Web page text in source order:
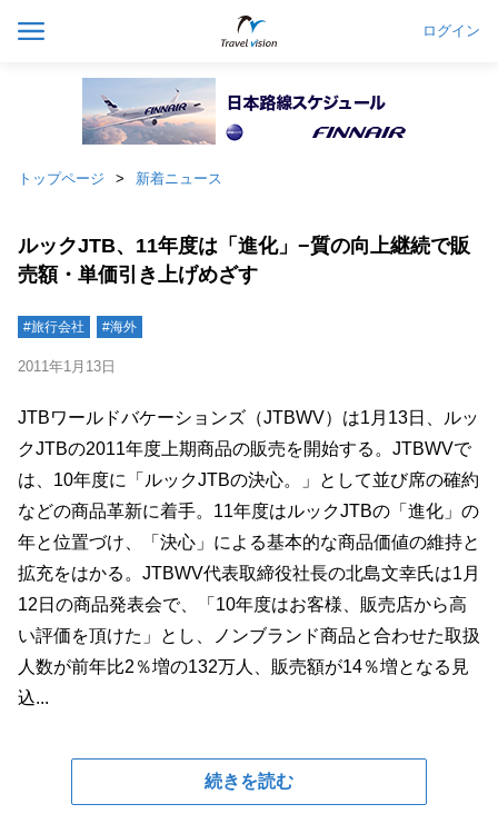
ログイン
トップページ 新着ニュース
ルックJTB、11年度は「進化」−質の向上継続で販
売額・単価引き上げめざす
#旅行会社 #海外
2011年1月13日
JTBワールドバケーションズ（JTBWV）は1月13日、ルッ
クJTBの2011年度上期商品の販売を開始する。JTBWVで
は、10年度に「ルックJTBの決心。」として並び席の確約
などの商品革新に着手。11年度はルックJTBの「進化」の
年と位置づけ、「決心」による基本的な商品価値の維持と
拡充をはかる。JTBWV代表取締役社長の北島文幸氏は1月
12日の商品発表会で、「10年度はお客様、販売店から高
い評価を頂けた」とし、ノンブランド商品と合わせた取扱
人数が前年比2％増の132万人、販売額が14％増となる見
込...
続きを読む